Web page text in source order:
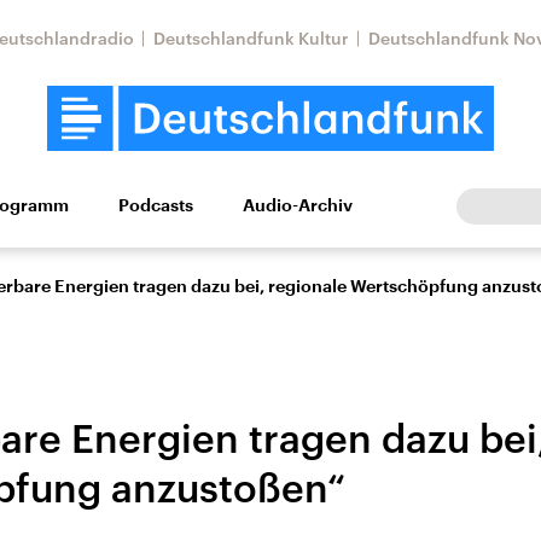
Deutschlandfunk Kultur Deutschlandfunk
Wissen Kultur Europa
Nahostkonflikt
Podcasts Audio-Archiv
Energien tragen dazu bei, regionale Wertschöpfung
Energien tragen dazu
anzustoßen“